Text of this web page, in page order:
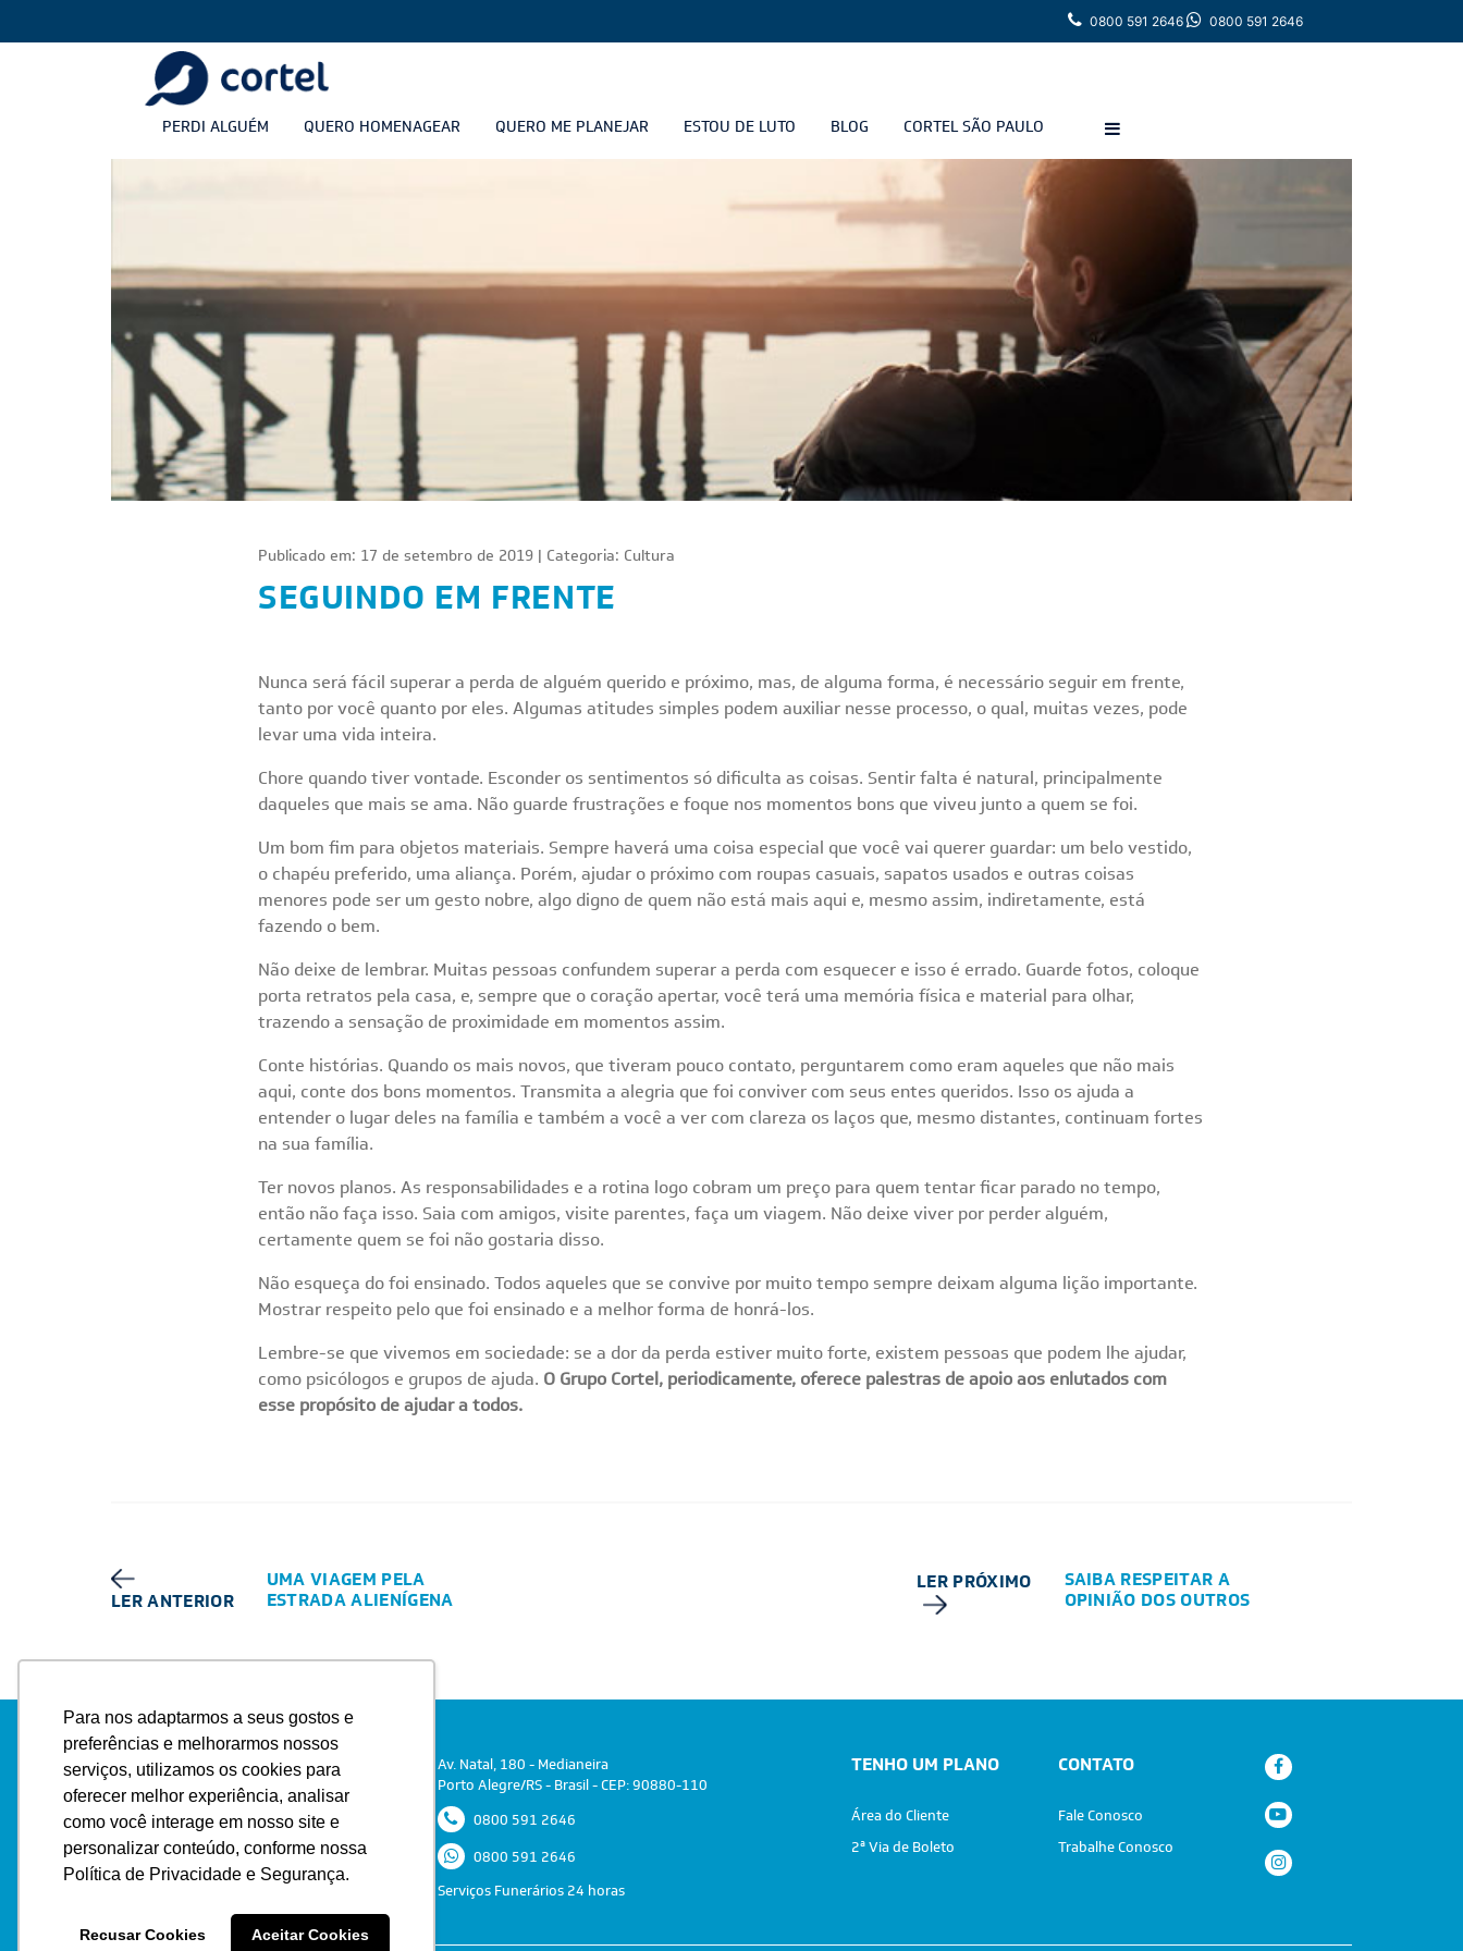
Para nos adaptarmos a seus gostos e
preferências e melhorarmos nossos
serviços, utilizamos os cookies para
oferecer melhor experiência, analisar
como você interage em nosso site e
personalizar conteúdo, conforme nossa
Política de Privacidade e Segurança.
Recusar Cookies Aceitar Cookies
0800 591 2646 0800 591 2646
PERDI ALGUÉM QUERO HOMENAGEAR QUERO ME PLANEJAR ESTOU DE LUTO BLOG CORTEL SÃO PAULO
Publicado em: 17 de setembro de 2019 | Categoria: Cultura
SEGUINDO EM FRENTE
Nunca será fácil superar a perda de alguém querido e próximo, mas, de alguma forma, é necessário seguir em frente,
tanto por você quanto por eles. Algumas atitudes simples podem auxiliar nesse processo, o qual, muitas vezes, pode
levar uma vida inteira.
Chore quando tiver vontade. Esconder os sentimentos só dificulta as coisas. Sentir falta é natural, principalmente
daqueles que mais se ama. Não guarde frustrações e foque nos momentos bons que viveu junto a quem se foi.
Um bom fim para objetos materiais. Sempre haverá uma coisa especial que você vai querer guardar: um belo vestido,
o chapéu preferido, uma aliança. Porém, ajudar o próximo com roupas casuais, sapatos usados e outras coisas
menores pode ser um gesto nobre, algo digno de quem não está mais aqui e, mesmo assim, indiretamente, está
fazendo o bem.
Não deixe de lembrar. Muitas pessoas confundem superar a perda com esquecer e isso é errado. Guarde fotos, coloque
porta retratos pela casa, e, sempre que o coração apertar, você terá uma memória física e material para olhar,
trazendo a sensação de proximidade em momentos assim.
Conte histórias. Quando os mais novos, que tiveram pouco contato, perguntarem como eram aqueles que não mais
aqui, conte dos bons momentos. Transmita a alegria que foi conviver com seus entes queridos. Isso os ajuda a
entender o lugar deles na família e também a você a ver com clareza os laços que, mesmo distantes, continuam fortes
na sua família.
Ter novos planos. As responsabilidades e a rotina logo cobram um preço para quem tentar ficar parado no tempo,
então não faça isso. Saia com amigos, visite parentes, faça um viagem. Não deixe viver por perder alguém,
certamente quem se foi não gostaria disso.
Não esqueça do foi ensinado. Todos aqueles que se convive por muito tempo sempre deixam alguma lição importante.
Mostrar respeito pelo que foi ensinado e a melhor forma de honrá-los.
Lembre-se que vivemos em sociedade: se a dor da perda estiver muito forte, existem pessoas que podem lhe ajudar,
como psicólogos e grupos de ajuda. O Grupo Cortel, periodicamente, oferece palestras de apoio aos enlutados com
esse propósito de ajudar a todos.
LER ANTERIOR
UMA VIAGEM PELA
ESTRADA ALIENÍGENA
LER PRÓXIMO
SAIBA RESPEITAR A
OPINIÃO DOS OUTROS
Av. Natal, 180 - Medianeira
Porto Alegre/RS - Brasil - CEP: 90880-110
0800 591 2646
0800 591 2646
Serviços Funerários 24 horas
TENHO UM PLANO
Área do Cliente
2ª Via de Boleto
CONTATO
Fale Conosco
Trabalhe Conosco